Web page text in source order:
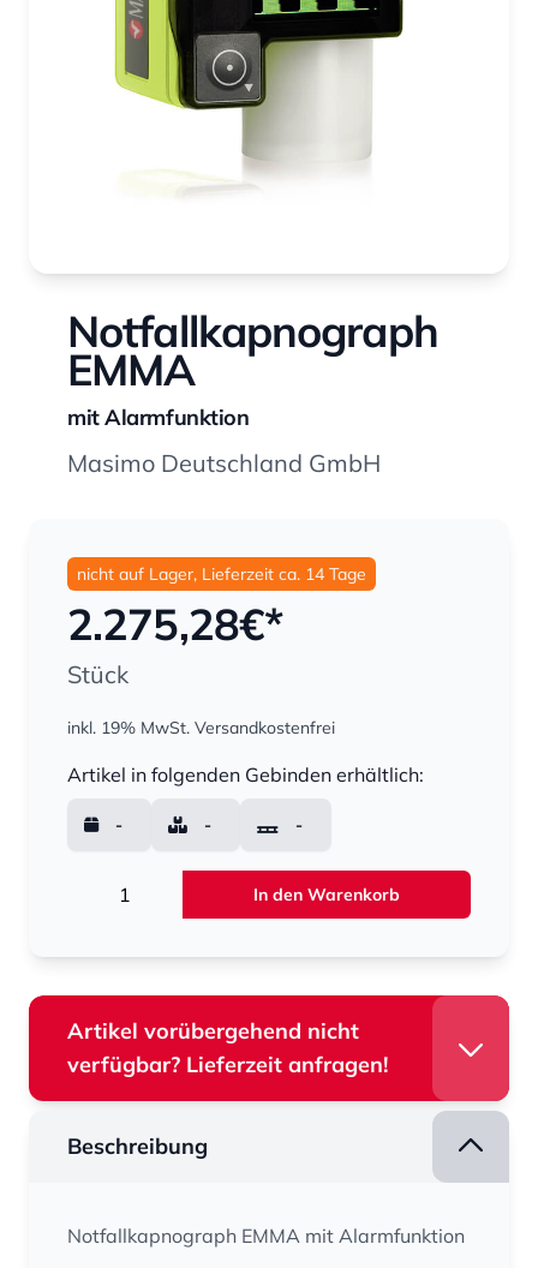
Notfallkapnograph
EMMA
mit Alarmfunktion
Masimo Deutschland GmbH
nicht auf Lager, Lieferzeit ca. 14 Tage
2.275,28€*
Stück
inkl. 19% MwSt. Versandkostenfrei
Artikel in folgenden Gebinden erhältlich:
- - -
In den Warenkorb
Artikel vorübergehend nicht
verfügbar? Lieferzeit anfragen!
Beschreibung
Notfallkapnograph EMMA mit Alarmfunktion